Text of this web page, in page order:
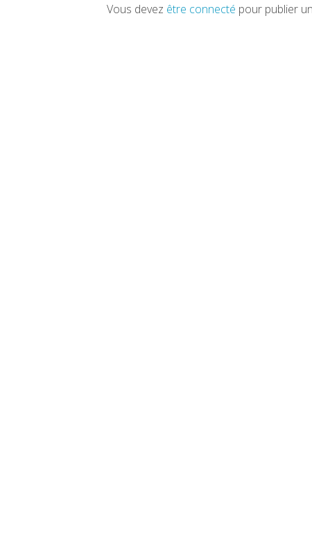
Vous devez être connecté pour publier